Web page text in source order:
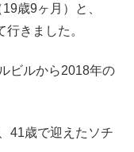
歳9ヶ月）と、
きました。
ビルから2018年の
41歳で迎えたソチ